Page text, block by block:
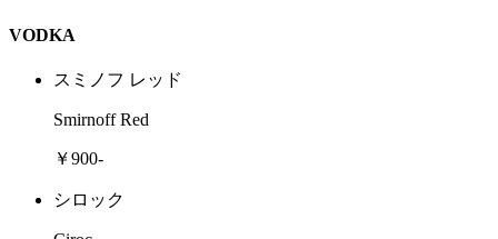
VODKA
スミノフ レッド
Smirnoff Red
￥900-
シロック